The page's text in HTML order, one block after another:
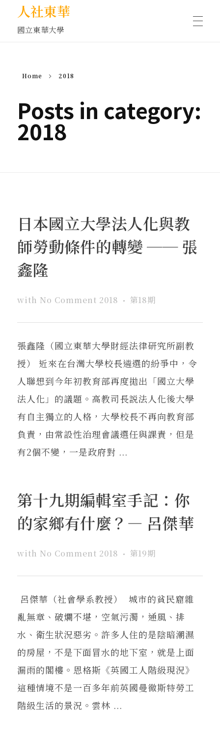
人社東華
國立東華大學
文化沙龍
在地實踐
關鍵詞
書評書介
東華風景
Home 2018
Posts in category:
2018
日本國立大學法人化與教
師勞動條件的轉變 ── 張
鑫隆
with No Comment 2018 第18期
張鑫隆（國立東華大學財經法律研究所副教
授） 近來在台灣大學校長遴選的紛爭中，令
人聯想到今年初教育部再度拋出「國立大學
法人化」的議題。高教司長説法人化後大學
有自主獨立的人格，大學校長不再向教育部
負責，由常設性治理會議選任與課責，但是
有2個不變，一是政府對 ...
第十九期編輯室手記：你
的家鄉有什麼？— 呂傑華
with No Comment 2018 第19期
呂傑華（社會學系教授） 城市的貧民窟雜
亂無章、破爛不堪，空氣污濁，通風、排
水、衛生狀況惡劣。許多人住的是陰暗潮濕
的房屋，不是下面冒水的地下室，就是上面
漏雨的閣樓。恩格斯《英國工人階級現況》
這種情境不是一百多年前英國曼徹斯特勞工
階級生活的景況。雲林 ...